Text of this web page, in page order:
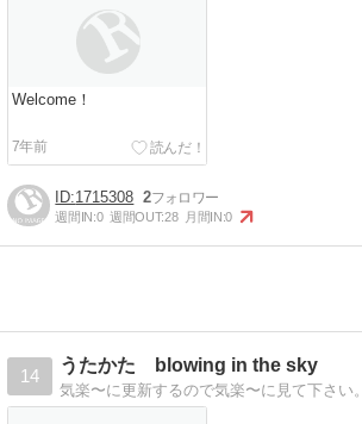
Welcome！
7年前
1715308 2
週間IN:0 週間OUT:28 月間IN:0
14
うたかた blowing in the sky
気楽〜に更新するので気楽〜に見て下さい。